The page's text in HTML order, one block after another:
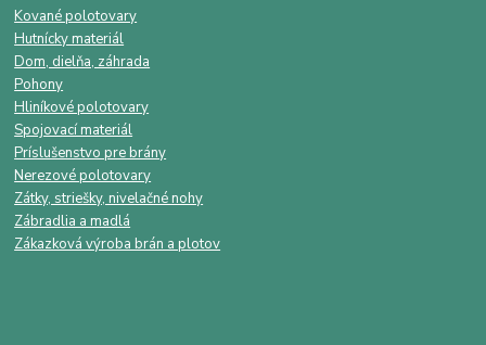
Kované polotovary
Hutnícky materiál
Dom, dielňa, záhrada
Pohony
Hliníkové polotovary
Spojovací materiál
Príslušenstvo pre brány
Nerezové polotovary
Zátky, striešky, nivelačné nohy
Zábradlia a madlá
Zákazková výroba brán a plotov